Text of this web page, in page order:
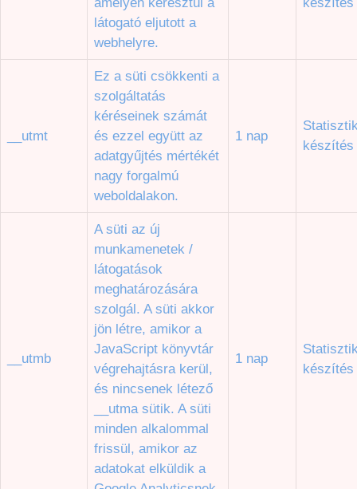
látogató eljutott a
webhelyre.
__utmt
Ez a süti csökkenti a
szolgáltatás
kéréseinek számát
és ezzel együtt az
adatgyűjtés mértékét
nagy forgalmú
weboldalakon.
1 nap
készítés
__utmb
A süti az új
munkamenetek /
látogatások
meghatározására
szolgál. A süti akkor
jön létre, amikor a
JavaScript könyvtár
végrehajtásra kerül,
és nincsenek létező
__utma sütik. A süti
minden alkalommal
frissül, amikor az
adatokat elküldik a
1 nap
készítés